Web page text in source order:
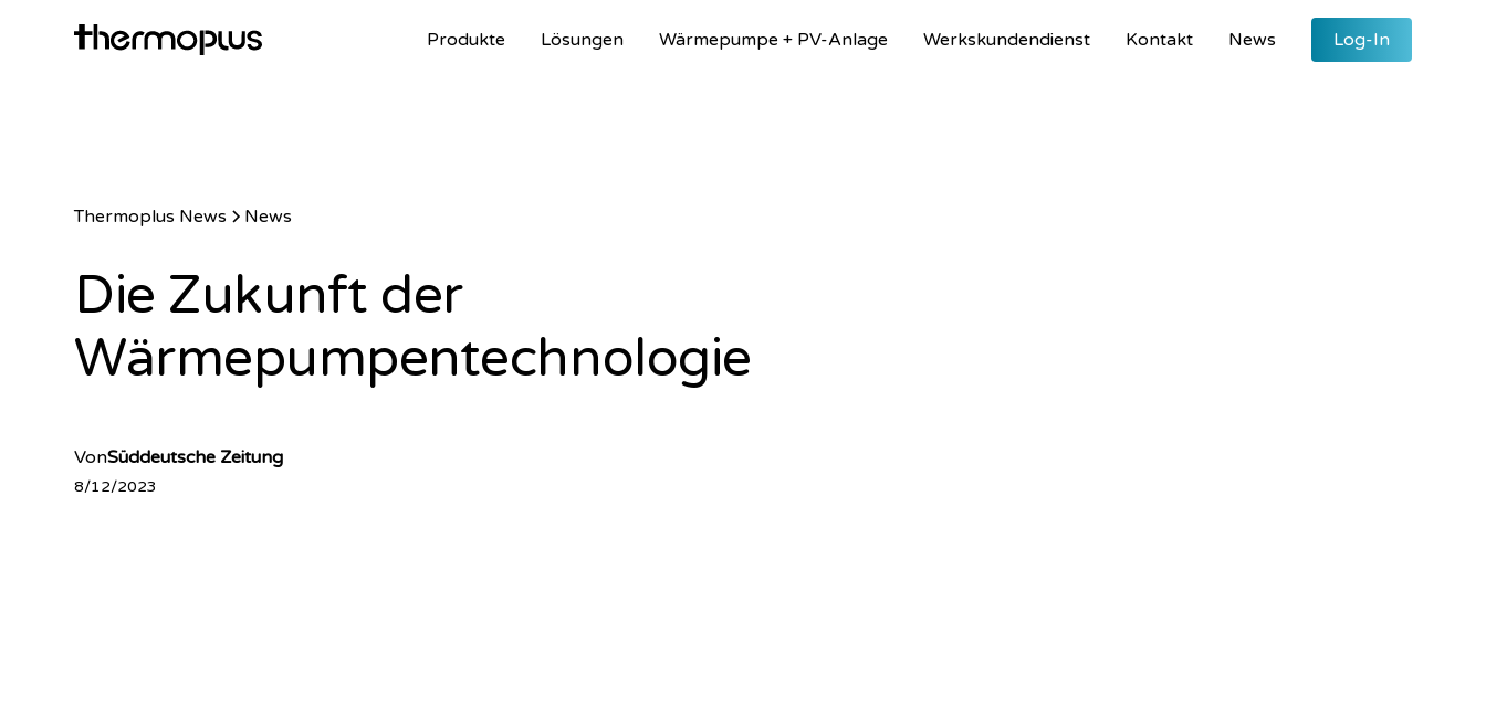
Produkte Lösungen Wärmepumpe + PV-Anlage Werkskundendienst Kontakt News Log-In
Thermoplus News News
Die Zukunft der
Wärmepumpentechnologie
VonSüddeutsche Zeitung
8/12/2023